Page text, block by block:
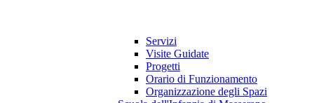
Servizi
Visite Guidate
Progetti
Orario di Funzionamento
Organizzazione degli Spazi